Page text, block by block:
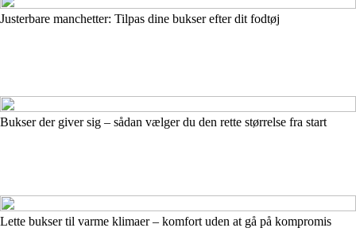
Justerbare manchetter: Tilpas dine bukser efter dit fodtøj
Bukser der giver sig – sådan vælger du den rette størrelse fra start
Lette bukser til varme klimaer – komfort uden at gå på kompromis